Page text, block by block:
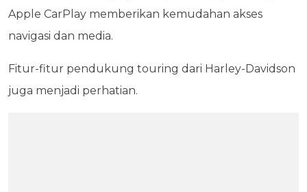
Apple CarPlay memberikan kemudahan akses
navigasi dan media.
Fitur-fitur pendukung touring dari Harley-Davidson
juga menjadi perhatian.